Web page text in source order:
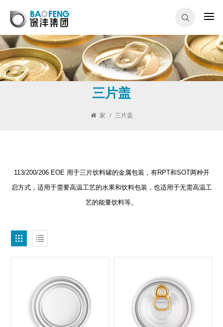
三片盖
家 / 三片盖
113/200/206 EOE 用于三片饮料罐的金属包装，有RPT和SOT两种开
启方式，适用于需要高温工艺的水果和饮料包装，也适用于无需高温工
艺的能量饮料等。